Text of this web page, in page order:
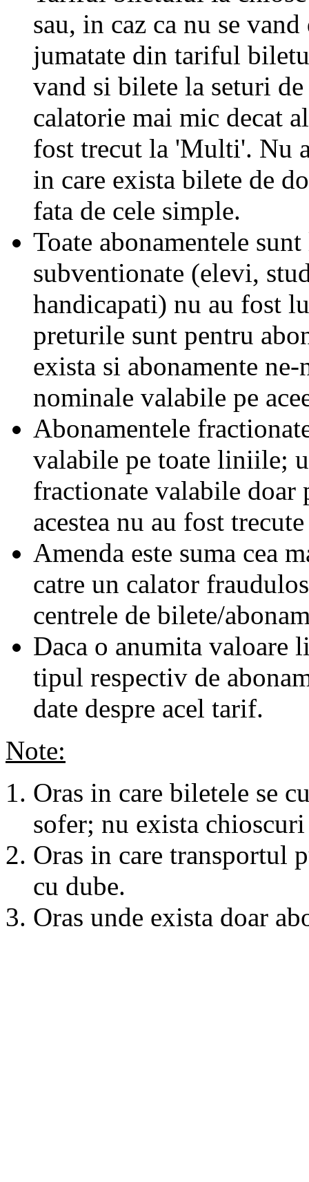
sau, in caz ca nu se
jumatate din tariful
vand si bilete la seturi
calatorie mai mic decat
fost trecut la 'Multi'. Nu
in care exista bilete de
fata de cele simple.
Toate abonamentele
subventionate (elevi,
handicapati) nu au fost
preturile sunt pentru
exista si abonamente
nominale valabile pe
Abonamentele
valabile pe toate liniile;
fractionate valabile doar
acestea nu au fost
Amenda este suma cea
catre un calator
centrele de bilete/
Daca o anumita valoare
tipul respectiv de
date despre acel tarif.
Note:
Oras in care biletele se
sofer; nu exista
Oras in care transportul
cu dube.
Oras unde exista doar